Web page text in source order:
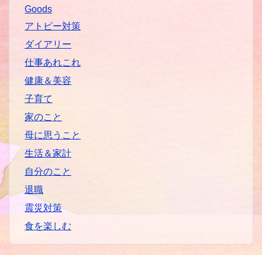
Goods
アトピー対策
ダイアリー
仕事あれこれ
健康＆美容
子育て
家のこと
母に思うこと
生活＆家計
自分のこと
退職
震災対策
食を楽しむ